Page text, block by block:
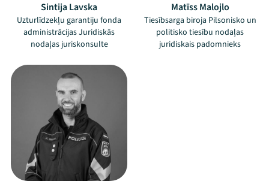
Sintija Lavska
Uzturlīdzekļu garantiju fonda
administrācijas Juridiskās
nodaļas juriskonsulte
Matīss Malojlo
Tiesībsarga biroja Pilsonisko un
politisko tiesību nodaļas
juridiskais padomnieks